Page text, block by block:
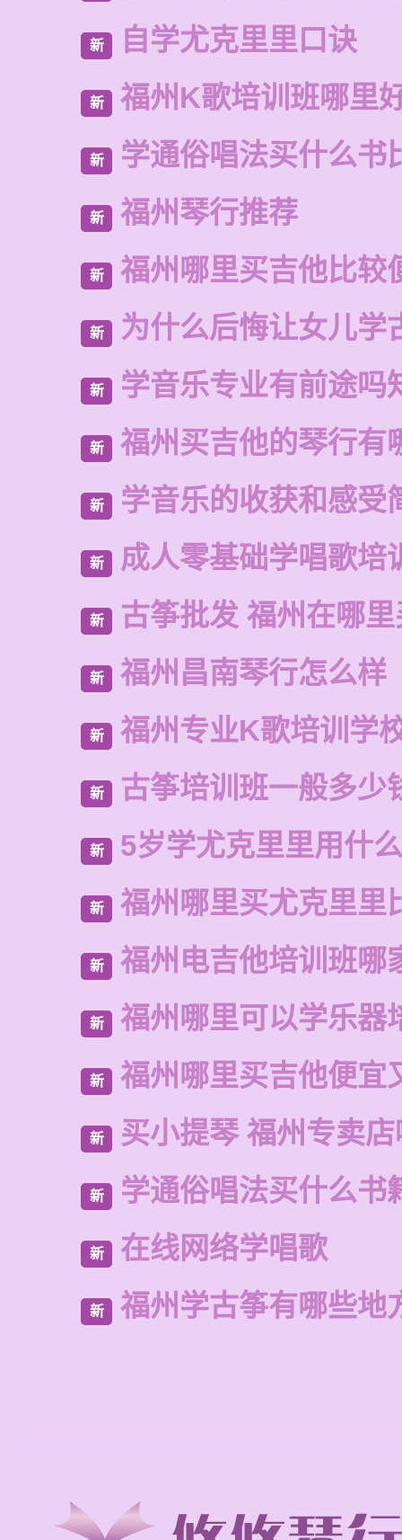
新 自学尤克里里口诀
新 福州K歌培训班哪里
新 学通俗唱法买什么书
新 福州琴行推荐
新 福州哪里买吉他比较
新 为什么后悔让女儿学
新 学音乐专业有前途吗
新 福州买吉他的琴行有
新 学音乐的收获和感受
新 成人零基础学唱歌培
新 古筝批发 福州在哪
新 福州昌南琴行怎么样
新 福州专业K歌培训学
新 古筝培训班一般多少
新 5岁学尤克里里用什
新 福州哪里买尤克里里
新 福州电吉他培训班哪
新 福州哪里可以学乐器
新 福州哪里买吉他便宜
新 买小提琴 福州专卖
新 学通俗唱法买什么书
新 在线网络学唱歌
新 福州学古筝有哪些地